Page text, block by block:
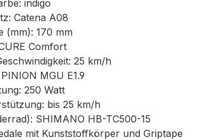
indigo
Catena A08
(mm): 170 mm
Comfort
25 km/h
MGU E1.9
250 Watt
bis 25 km/h
SHIMANO HB-TC500-15
mit Kunststoffkörper und Griptape